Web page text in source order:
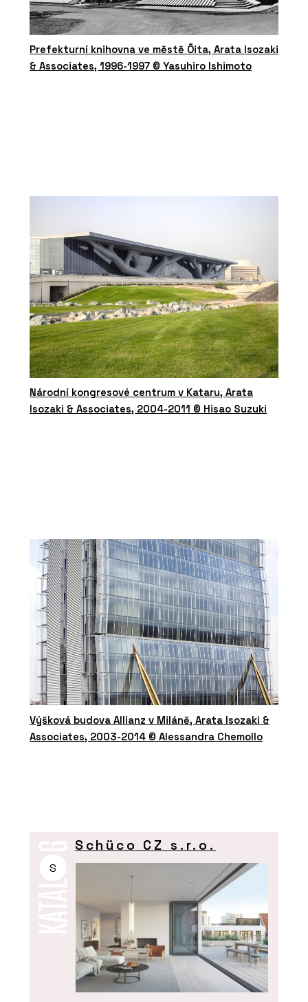
Prefekturní knihovna ve městě Ōita, Arata Isozaki
& Associates, 1996-1997 © Yasuhiro Ishimoto
Národní kongresové centrum v Kataru, Arata
Isozaki & Associates, 2004-2011 © Hisao Suzuki
Výšková budova Allianz v Miláně, Arata Isozaki &
Associates, 2003-2014 © Alessandra Chemollo
S
Schüco CZ s.r.o.